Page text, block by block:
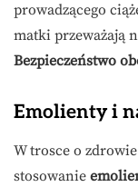
prowadzącego
matki przeważają
Bezpieczeństwo
Emolienty i
W trosce o
stosowanie